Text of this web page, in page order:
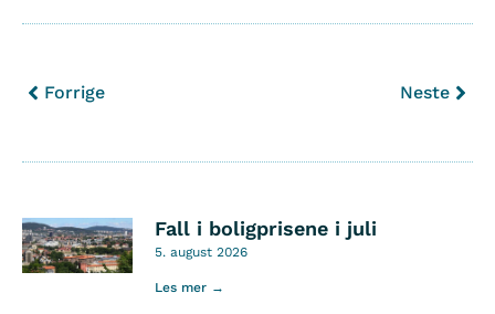
Forrige Neste
Fall i boligprisene i juli
5. august 2026
Les mer →